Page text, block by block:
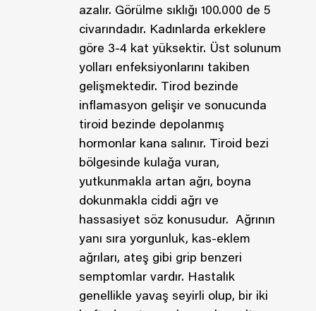
azalır. Görülme sıklığı 100.000 de 5
civarındadır. Kadınlarda erkeklere
göre 3-4 kat yüksektir. Üst solunum
yolları enfeksiyonlarını takiben
gelişmektedir. Tirod bezinde
inflamasyon gelişir ve sonucunda
tiroid bezinde depolanmış
hormonlar kana salınır. Tiroid bezi
bölgesinde kulağa vuran,
yutkunmakla artan ağrı, boyna
dokunmakla ciddi ağrı ve
hassasiyet söz konusudur. Ağrının
yanı sıra yorgunluk, kas-eklem
ağrıları, ateş gibi grip benzeri
semptomlar vardır. Hastalık
genellikle yavaş seyirli olup, bir iki